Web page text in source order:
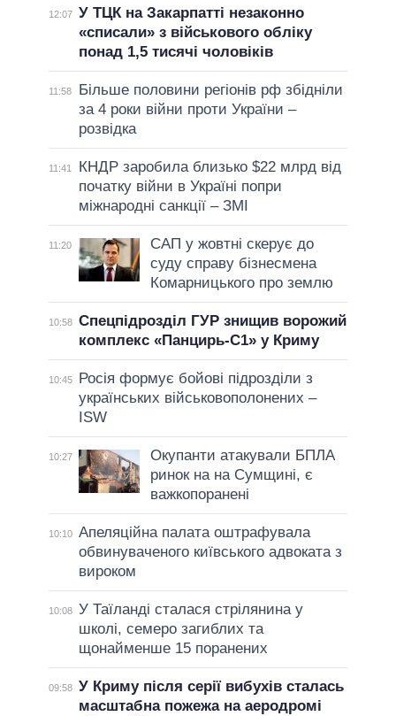
12:07 У ТЦК на Закарпатті незаконно
«списали» з військового обліку
понад 1,5 тисячі чоловіків
11:58
Більше половини регіонів рф збідніли
за 4 роки війни проти України –
розвідка
11:41
КНДР заробила близько $22 млрд від
початку війни в Україні попри
міжнародні санкції – ЗМІ
11:20
САП у жовтні скерує до
суду справу бізнесмена
Комарницького про землю
10:58 Спецпідрозділ ГУР знищив ворожий
комплекс «Панцирь-С1» у Криму
10:45
Росія формує бойові підрозділи з
українських військовополонених –
ISW
10:27
Окупанти атакували БПЛА
ринок на на Сумщині, є
важкопоранені
10:10 Апеляційна палата оштрафувала
обвинуваченого київського адвоката з
вироком
10:08 У Таїланді сталася стрілянина у
школі, семеро загиблих та
щонайменше 15 поранених
09:58 У Криму після серії вибухів сталась
масштабна пожежа на аеродромі